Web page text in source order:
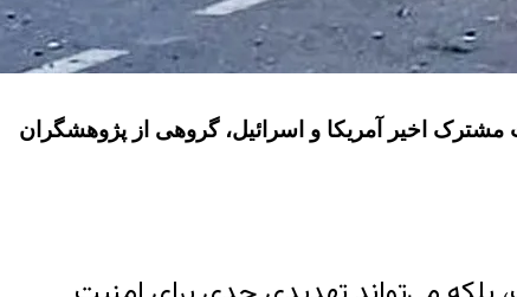
اخیر آمریکا و اسرائیل، گروهی از پژوهشگران